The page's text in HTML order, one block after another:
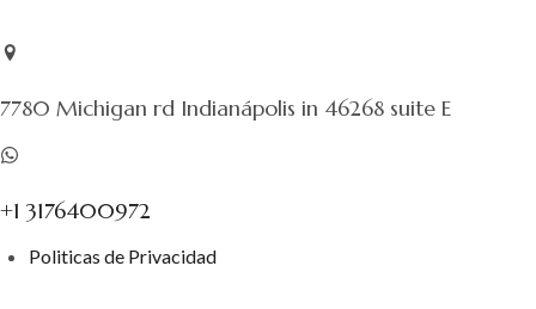
7780 Michigan rd Indianápolis in 46268 suite E
+1 3176400972
Politicas de Privacidad